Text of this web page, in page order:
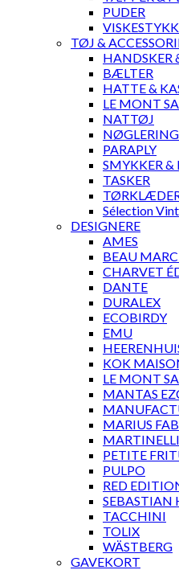
PUDER
TØJ &
HANDSKER
BÆLTER
HATTE &
LE MONT
NATTØJ
PARAPLY
SMYKKER
TASKER
Sélection
DESIGNERE
AMES
BEAU
CHARVET
DANTE
DURALEX
ECOBIRDY
EMU
KOK
LE MONT
MANTAS
MARIUS
PETITE
PULPO
RED
SEBASTIAN
TACCHINI
TOLIX
WÄSTBERG
GAVEKORT